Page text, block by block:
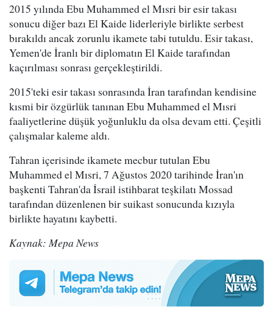
2015 yılında Ebu Muhammed el Mısri bir esir takası
sonucu diğer bazı El Kaide liderleriyle birlikte serbest
bırakıldı ancak zorunlu ikamete tabi tutuldu. Esir takası,
Yemen'de İranlı bir diplomatın El Kaide tarafından
kaçırılması sonrası gerçekleştirildi.
2015'teki esir takası sonrasında İran tarafından kendisine
kısmi bir özgürlük tanınan Ebu Muhammed el Mısri
faaliyetlerine düşük yoğunluklu da olsa devam etti. Çeşitli
çalışmalar kaleme aldı.
Tahran içerisinde ikamete mecbur tutulan Ebu
Muhammed el Mısri, 7 Ağustos 2020 tarihinde İran'ın
başkenti Tahran'da İsrail istihbarat teşkilatı Mossad
tarafından düzenlenen bir suikast sonucunda kızıyla
birlikte hayatını kaybetti.
Kaynak: Mepa News